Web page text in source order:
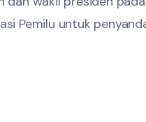
Pemilu untuk